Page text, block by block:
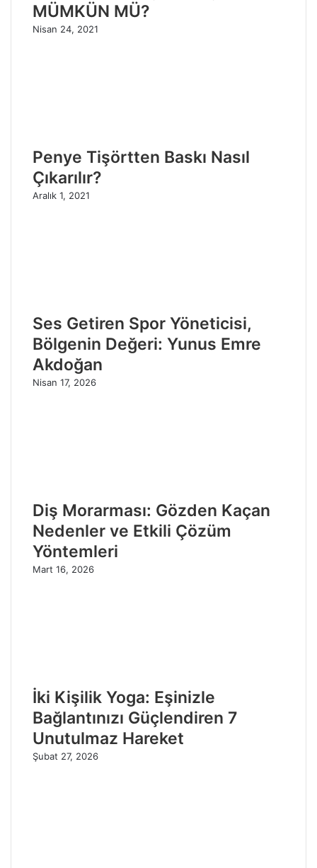
MÜMKÜN MÜ?
Nisan 24, 2021
Penye Tişörtten Baskı Nasıl
Çıkarılır?
Aralık 1, 2021
Ses Getiren Spor Yöneticisi,
Bölgenin Değeri: Yunus Emre
Akdoğan
Nisan 17, 2026
Diş Morarması: Gözden Kaçan
Nedenler ve Etkili Çözüm
Yöntemleri
Mart 16, 2026
İki Kişilik Yoga: Eşinizle
Bağlantınızı Güçlendiren 7
Unutulmaz Hareket
Şubat 27, 2026